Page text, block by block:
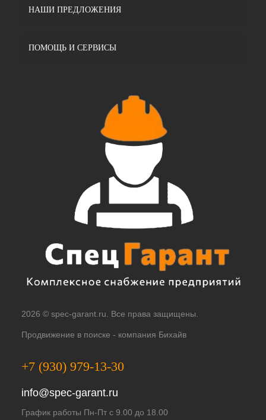
НАШИ ПРЕДЛОЖЕНИЯ
ПОМОЩЬ И СЕРВИСЫ
2026 © spec-garant.ru. Все права защищены.
Продвижение в поиске - компания Бихайв
+7 (930) 979-13-30
info@spec-garant.ru
График работы Пн-Пт с 9.00 до 18.00